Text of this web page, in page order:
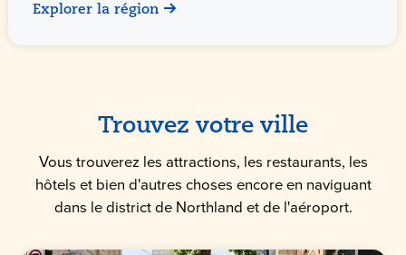
Explorer la région
Trouvez votre ville
Vous trouverez les attractions, les restaurants, les
hôtels et bien d'autres choses encore en naviguant
dans le district de Northland et de l'aéroport.